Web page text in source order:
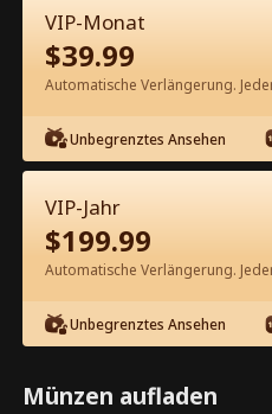
Episode 22 - Der
da Kompletter Film
0-49 50-52
22 23
VIP-Monat
$39.99
Automatische Verlängerung.
Unbegrenztes Ansehen
VIP-Jahr
$199.99
Automatische Verlängerung.
Unbegrenztes Ansehen
Münzen aufladen